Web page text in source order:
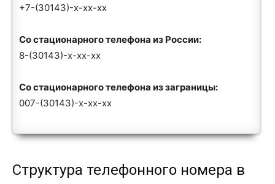
+7-(30143)-x-xx-xx
Со стационарного телефона из России:
8-(30143)-x-xx-xx
Со стационарного телефона из заграницы:
007-(30143)-x-xx-xx
Структура телефонного номера в